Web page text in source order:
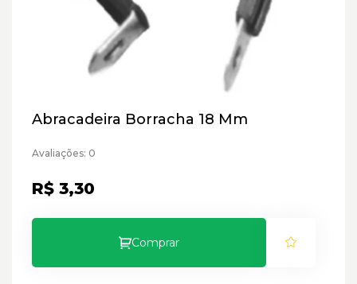
Abracadeira Borracha 18 Mm
Avaliações: 0
R$ 3,30
Comprar